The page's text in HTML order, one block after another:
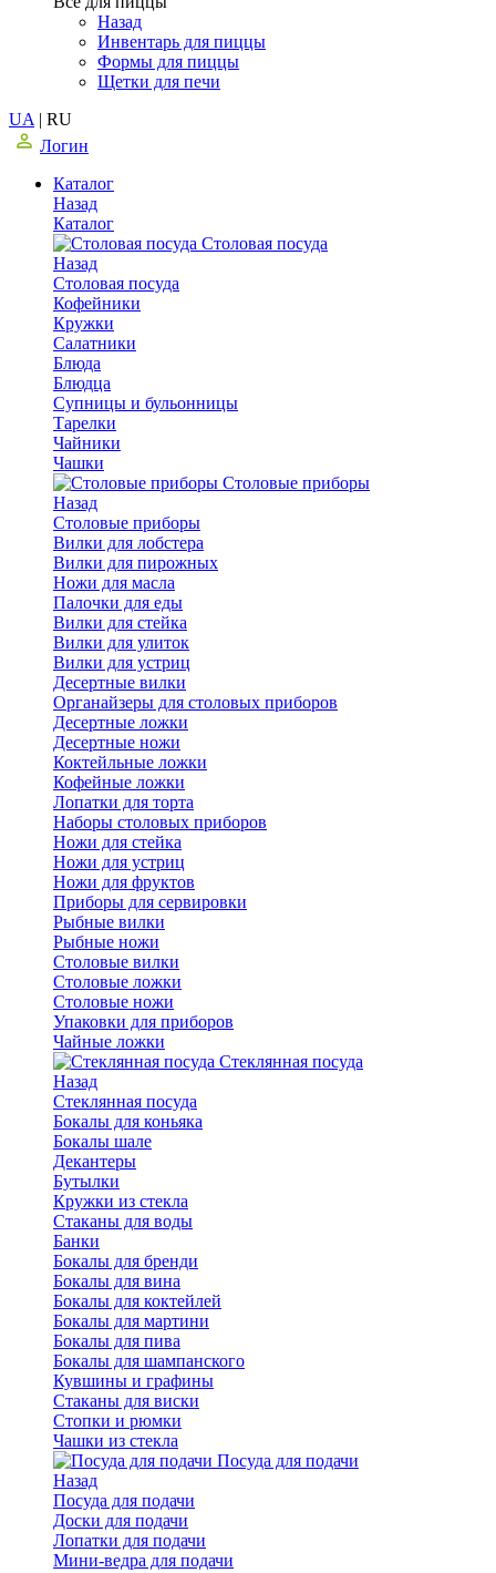
Назад
Инвентарь для пиццы
Формы для пиццы
Щетки для печи
UA | RU
Логин
Каталог
Назад
Каталог
Столовая посуда
Назад
Столовая посуда
Кофейники
Кружки
Салатники
Блюда
Блюдца
Супницы и бульонницы
Тарелки
Чайники
Чашки
Cтоловые приборы
Назад
Cтоловые приборы
Вилки для лобстера
Вилки для пирожных
Ножи для масла
Палочки для еды
Вилки для стейка
Вилки для улиток
Вилки для устриц
Десертные вилки
Органайзеры для столовых приборов
Десертные ложки
Десертные ножи
Коктейльные ложки
Кофейные ложки
Лопатки для торта
Наборы столовых приборов
Ножи для стейка
Ножи для устриц
Ножи для фруктов
Приборы для сервировки
Рыбные вилки
Рыбные ножи
Столовые вилки
Столовые ложки
Столовые ножи
Упаковки для приборов
Чайные ложки
Стеклянная посуда
Назад
Стеклянная посуда
Бокалы для коньяка
Бокалы шале
Декантеры
Бутылки
Кружки из стекла
Стаканы для воды
Банки
Бокалы для бренди
Бокалы для вина
Бокалы для коктейлей
Бокалы для мартини
Бокалы для пива
Бокалы для шампанского
Кувшины и графины
Стаканы для виски
Стопки и рюмки
Чашки из стекла
Посуда для подачи
Назад
Посуда для подачи
Доски для подачи
Лопатки для подачи
Мини-ведра для подачи